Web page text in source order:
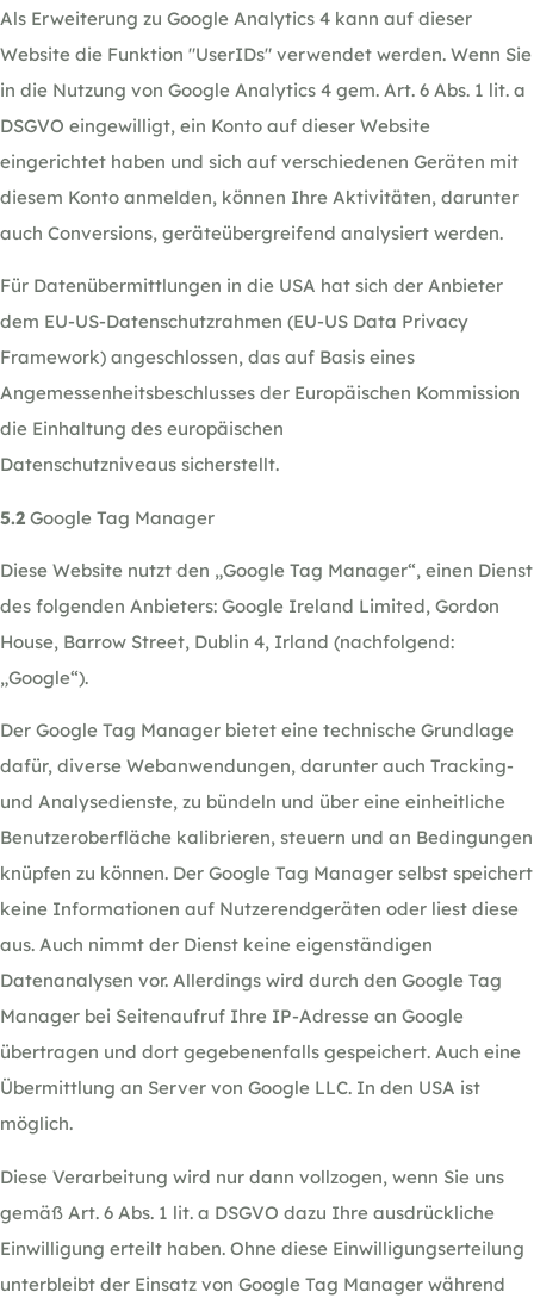
Als Erweiterung zu Google Analytics 4 kann auf dieser
Website die Funktion "UserIDs" verwendet werden. Wenn Sie
in die Nutzung von Google Analytics 4 gem. Art. 6 Abs. 1 lit. a
DSGVO eingewilligt, ein Konto auf dieser Website
eingerichtet haben und sich auf verschiedenen Geräten mit
diesem Konto anmelden, können Ihre Aktivitäten, darunter
auch Conversions, geräteübergreifend analysiert werden.
Für Datenübermittlungen in die USA hat sich der Anbieter
dem EU-US-Datenschutzrahmen (EU-US Data Privacy
Framework) angeschlossen, das auf Basis eines
Angemessenheitsbeschlusses der Europäischen Kommission
die Einhaltung des europäischen
Datenschutzniveaus sicherstellt.
5.2 Google Tag Manager
Diese Website nutzt den „Google Tag Manager“, einen Dienst
des folgenden Anbieters: Google Ireland Limited, Gordon
House, Barrow Street, Dublin 4, Irland (nachfolgend:
„Google“).
Der Google Tag Manager bietet eine technische Grundlage
dafür, diverse Webanwendungen, darunter auch Tracking-
und Analysedienste, zu bündeln und über eine einheitliche
Benutzeroberfläche kalibrieren, steuern und an Bedingungen
knüpfen zu können. Der Google Tag Manager selbst speichert
keine Informationen auf Nutzerendgeräten oder liest diese
aus. Auch nimmt der Dienst keine eigenständigen
Datenanalysen vor. Allerdings wird durch den Google Tag
Manager bei Seitenaufruf Ihre IP-Adresse an Google
übertragen und dort gegebenenfalls gespeichert. Auch eine
Übermittlung an Server von Google LLC. In den USA ist
möglich.
Diese Verarbeitung wird nur dann vollzogen, wenn Sie uns
gemäß Art. 6 Abs. 1 lit. a DSGVO dazu Ihre ausdrückliche
Einwilligung erteilt haben. Ohne diese Einwilligungserteilung
unterbleibt der Einsatz von Google Tag Manager während